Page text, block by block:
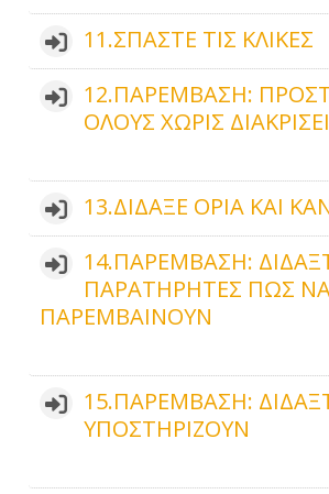
11.ΣΠΑΣΤΕ ΤΙΣ ΚΛΙΚΕΣ
12.ΠΑΡΕΜΒΑΣΗ:
ΟΛΟΥΣ ΧΩΡΙΣ
13.ΔΙΔΑΞΕ ΟΡΙΑ ΚΑΙ
14.ΠΑΡΕΜΒΑΣΗ:
ΠΑΡΑΤΗΡΗΤΕΣ ΠΩΣ
ΠΑΡΕΜΒΑΙΝΟΥΝ
15.ΠΑΡΕΜΒΑΣΗ:
ΥΠΟΣΤΗΡΙΖΟΥΝ